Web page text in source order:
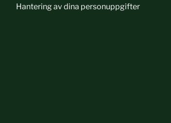
Hantering av dina personuppgifter